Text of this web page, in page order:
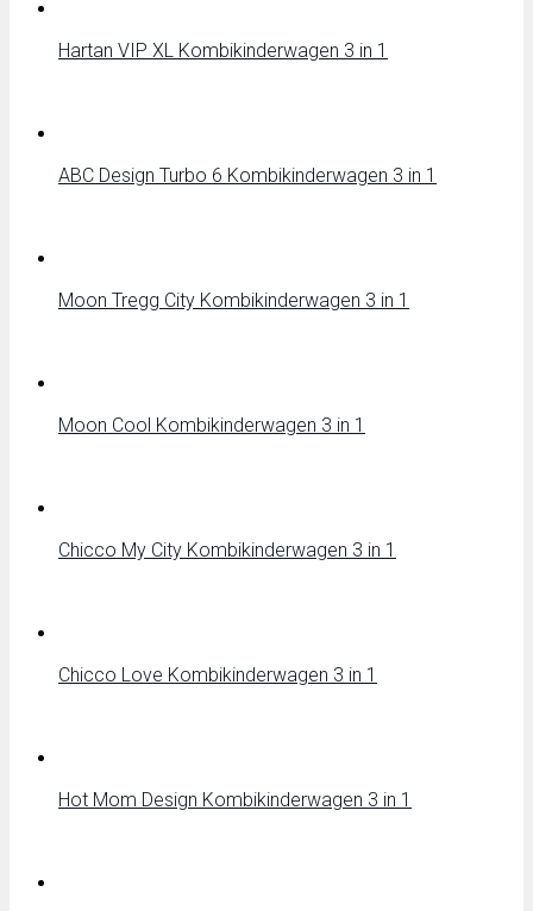
Hartan VIP XL Kombikinderwagen 3 in 1
ABC Design Turbo 6 Kombikinderwagen 3 in 1
Moon Tregg City Kombikinderwagen 3 in 1
Moon Cool Kombikinderwagen 3 in 1
Chicco My City Kombikinderwagen 3 in 1
Chicco Love Kombikinderwagen 3 in 1
Hot Mom Design Kombikinderwagen 3 in 1